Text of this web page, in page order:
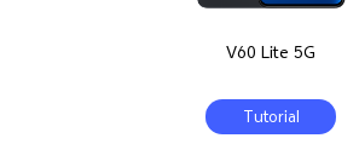
V60 Lite 5G
Tutorial